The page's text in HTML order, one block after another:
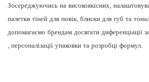
Зосереджуючись на високоякісних,
палетки тіней для повік, блиски для губ та
допомагаємо брендам досягати диференціації
, персоналізації упаковки та розробці формул.